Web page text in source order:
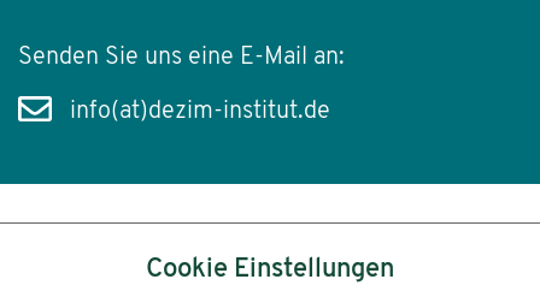
Senden Sie uns eine E-Mail an:
info(at)dezim-institut.de
Cookie Einstellungen